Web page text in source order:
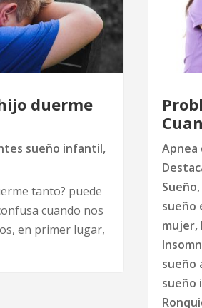
duerme
sueño infantil,
tanto? puede
cuando nos
en primer lugar,
Apnea
Sueño,
sueño
mujer,
sueño
sueño